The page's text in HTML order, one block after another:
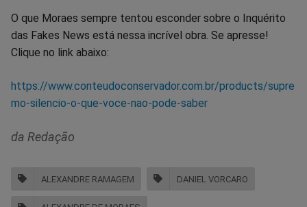
O que Moraes sempre tentou esconder sobre o Inquérito
das Fakes News está nessa incrível obra. Se apresse!
Clique no link abaixo:
https://www.conteudoconservador.com.br/products/supre
mo-silencio-o-que-voce-nao-pode-saber
da Redação
ALEXANDRE RAMAGEM DANIEL VORCARO